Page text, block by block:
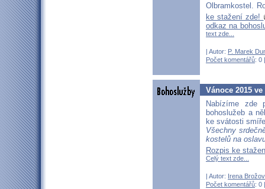
Olbramkostel.
ke stažení zde!
odkaz na
text zde...
| Autor: P. Marek
Počet komentářů: 0
Vánoce 2015
Nabízíme zde
bohoslužeb a
ke svátosti
Všechny
kostelů na
Rozpis ke
Celý text zde...
| Autor: Irena
Počet komentářů: 0